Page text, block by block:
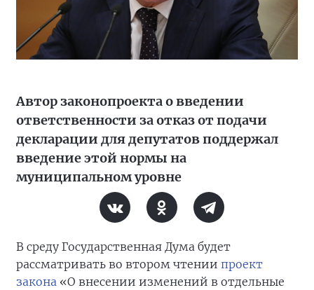
Автор законопроекта о введении
ответственности за отказ от подачи
декларации для депутатов поддержал
введение этой нормы на
муниципальном уровне
В среду Государственная Дума будет
рассматривать во втором чтении проект
закона «О внесении изменений в отдельные